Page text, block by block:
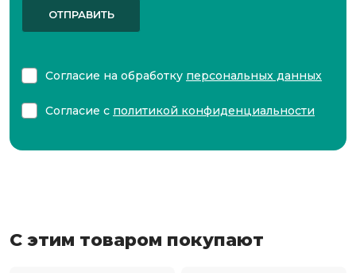
ОТПРАВИТЬ
Согласие на обработку персональных данных
Согласие с политикой конфиденциальности
С этим товаром покупают